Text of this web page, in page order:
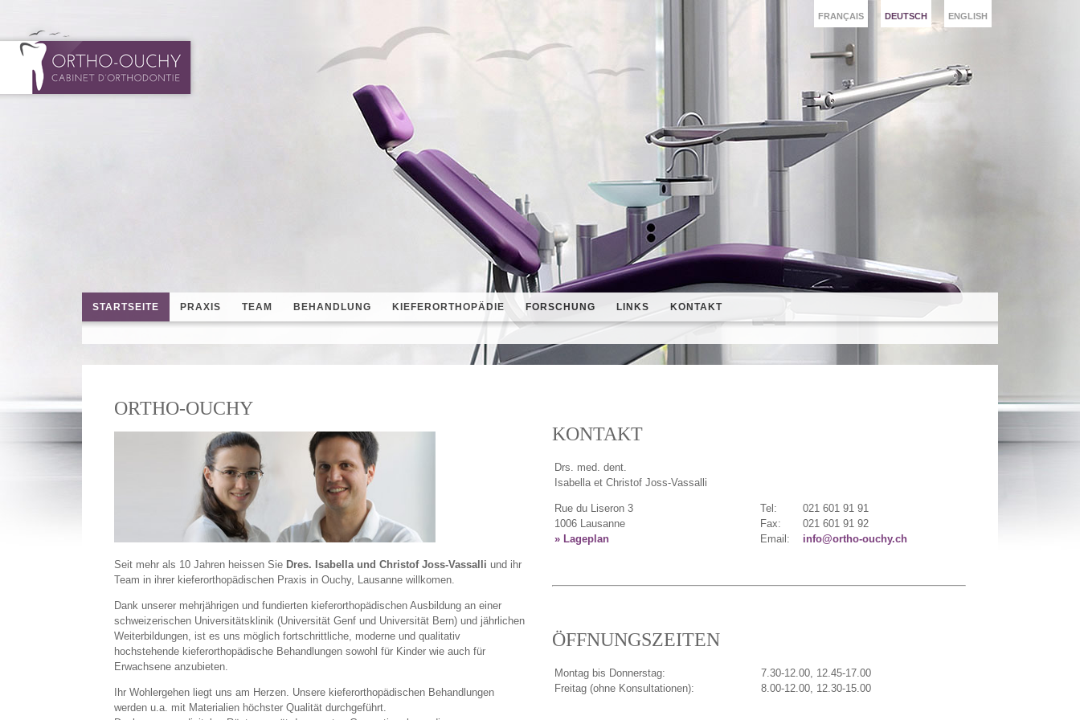
FRANÇAIS DEUTSCH ENGLISH
STARTSEITE PRAXIS TEAM BEHANDLUNG KIEFERORTHOPÄDIE FORSCHUNG LINKS KONTAKT
ORTHO-OUCHY
Seit mehr als 10 Jahren heissen Sie Dres. Isabella und Christof Joss-Vassalli und ihr
Team in ihrer kieferorthopädischen Praxis in Ouchy, Lausanne willkomen.
Dank unserer mehrjährigen und fundierten kieferorthopädischen Ausbildung an einer
schweizerischen Universitätsklinik (Universität Genf und Universität Bern) und jährlichen
Weiterbildungen, ist es uns möglich fortschrittliche, moderne und qualitativ
hochstehende kieferorthopädische Behandlungen sowohl für Kinder wie auch für
Erwachsene anzubieten.
Ihr Wohlergehen liegt uns am Herzen. Unsere kieferorthopädischen Behandlungen
werden u.a. mit Materialien höchster Qualität durchgeführt.
KONTAKT
Drs. med. dent.
Isabella et Christof Joss-Vassalli
Rue du Liseron 3
1006 Lausanne
» Lageplan
Tel:
Fax:
Email:
021 601 91 91
021 601 91 92
info@ortho-ouchy.ch
ÖFFNUNGSZEITEN
Montag bis Donnerstag:
Freitag (ohne Konsultationen):
7.30-12.00, 12.45-17.00
8.00-12.00, 12.30-15.00